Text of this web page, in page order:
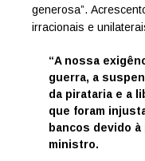
generosa”.
irracionais e
“A nossa
guerra, a
da pirataria e a
que foram
bancos devido
ministro.